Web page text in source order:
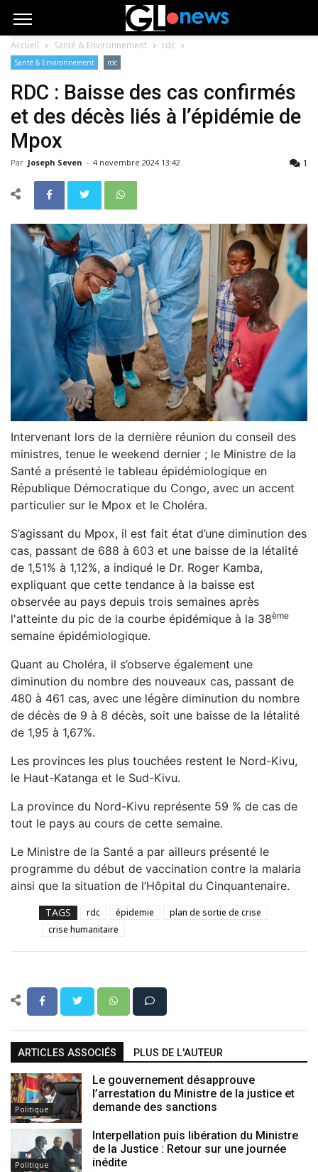
Accueil Santé & Environnement rdc
Santé & Environnement rdc
RDC : Baisse des cas confirmés
et des décès liés à l’épidémie de
Mpox
Par Joseph Seven - 4 novembre 2024 13:42 1
Intervenant lors de la dernière réunion du conseil des
ministres, tenue le weekend dernier ; le Ministre de la
Santé a présenté le tableau épidémiologique en
République Démocratique du Congo, avec un accent
particulier sur le Mpox et le Choléra.
S’agissant du Mpox, il est fait état d’une diminution des
cas, passant de 688 à 603 et une baisse de la létalité
de 1,51% à 1,12%, a indiqué le Dr. Roger Kamba,
expliquant que cette tendance à la baisse est
observée au pays depuis trois semaines après
l'atteinte du pic de la courbe épidémique à la 38ème
semaine épidémiologique.
Quant au Choléra, il s’observe également une
diminution du nombre des nouveaux cas, passant de
480 à 461 cas, avec une légère diminution du nombre
de décès de 9 à 8 décès, soit une baisse de la létalité
de 1,95 à 1,67%.
Les provinces les plus touchées restent le Nord-Kivu,
le Haut-Katanga et le Sud-Kivu.
La province du Nord-Kivu représente 59 % de cas de
tout le pays au cours de cette semaine.
Le Ministre de la Santé a par ailleurs présenté le
programme du début de vaccination contre la malaria
ainsi que la situation de l’Hôpital du Cinquantenaire.
TAGS rdc épidemie
plan de sortie de crise
crise humanitaire
ARTICLES ASSOCIÉS PLUS DE L'AUTEUR
Politique
Le gouvernement désapprouve
l’arrestation du Ministre de la justice et
demande des sanctions
Politique
Interpellation puis libération du Ministre
de la Justice : Retour sur une journée
inédite